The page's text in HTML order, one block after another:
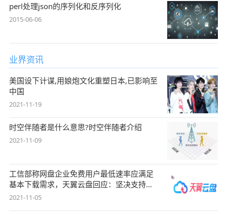
perl处理json的序列化和反序列化
2015-06-06
业界资讯
美国设下计谋,用娘炮文化重塑日本,已影响至
中国
2021-11-19
时空伴随者是什么意思?时空伴随者介绍
2021-11-09
工信部称网盘企业免费用户最低速率应满足
基本下载需求，天翼云盘回应：坚决支持，
始终
2021-11-05